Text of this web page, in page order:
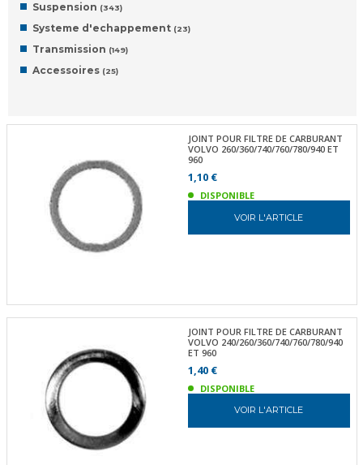
Suspension (343)
Systeme d'echappement (23)
Transmission (149)
Accessoires (25)
JOINT POUR FILTRE DE CARBURANT
VOLVO 260/360/740/760/780/940 ET
960
1,10 €
DISPONIBLE
VOIR L'ARTICLE
JOINT POUR FILTRE DE CARBURANT
VOLVO 240/260/360/740/760/780/940
ET 960
1,40 €
DISPONIBLE
VOIR L'ARTICLE